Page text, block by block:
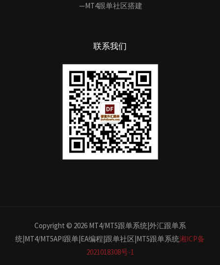
—MT4跟单社区搭建
联系我们
Copyright © 2026 MT4/MT5跟单系统|外汇跟单系
统|MT4/MT5API跟单|EA编程|跟单社区|MT5跟单系统湘ICP备
2021018308号-1